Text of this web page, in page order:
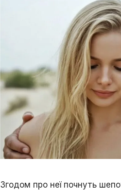
Згодом про неї почнуть